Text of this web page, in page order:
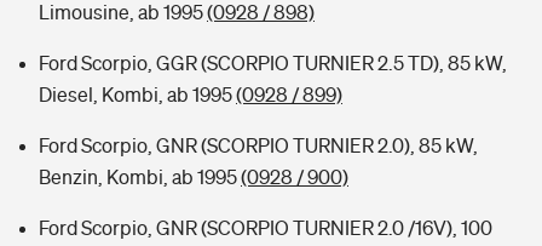
Limousine, ab 1995(0928 / 898)
Ford Scorpio, GGR (SCORPIO TURNIER 2.5 TD), 85 kW,
Diesel, Kombi, ab 1995(0928 / 899)
Ford Scorpio, GNR (SCORPIO TURNIER 2.0), 85 kW,
Benzin, Kombi, ab 1995(0928 / 900)
Ford Scorpio, GNR (SCORPIO TURNIER 2.0 /16V), 100